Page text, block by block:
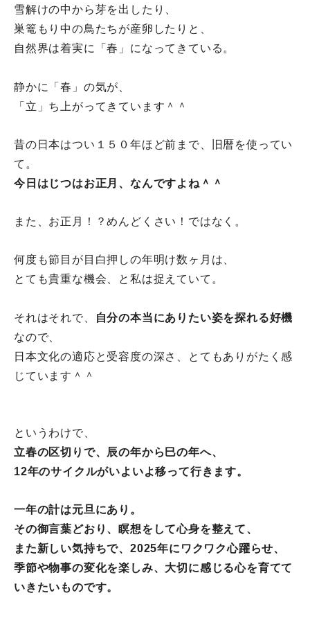
雪解けの中から芽を出したり、
巣篭もり中の鳥たちが産卵したりと、
自然界は着実に「春」になってきている。
静かに「春」の気が、
「立」ち上がってきています＾＾
昔の日本はつい１５０年ほど前まで、旧暦を使ってい
て。
今日はじつはお正月、なんですよね＾＾
また、お正月！？めんどくさい！ではなく。
何度も節目が目白押しの年明け数ヶ月は、
とても貴重な機会、と私は捉えていて。
それはそれで、
自分の本当にありたい姿を探れる好機
なので、
日本文化の適応と受容度の深さ、とてもありがたく感
じています＾
＾
というわけで、
立春の区切りで、辰の年から巳の年へ、
12年のサイクルがいよいよ移って行きます。
一年の計は元旦にあり。
その御言葉どおり、瞑想をして心身を整えて、
また新しい気持ちで、2025年にワクワク心躍らせ、
季節や物事の変化を楽しみ、 大切に感じる心を育てて
いきたいものです。